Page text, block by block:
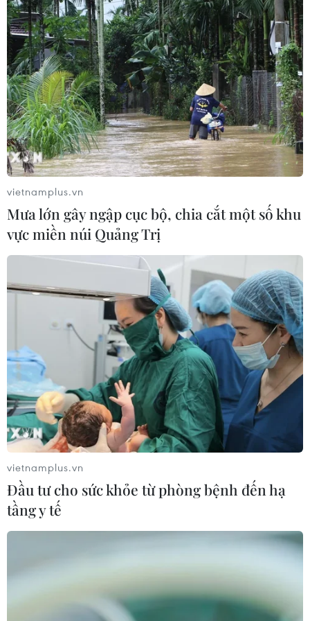
Ở nhà thư giãn với loạt phim Pháp miễn
phí, xem 'bom tấn' Việt giá rẻ
10/02/2021 06:29
Ngoài ra, khán giả còn có thể chọn xem loạt phim chiếu
mạng và video giải trí trên Youtube ở nhiều thể loại,
phục vụ mục đích giải trí đa dạng dịp Tết.
vietnamplus.vn
Mưa lớn gây ngập cục bộ, chia cắt một số khu
vực miền núi Quảng Trị
vietnamplus.vn
Đầu tư cho sức khỏe từ phòng bệnh đến hạ
tầng y tế